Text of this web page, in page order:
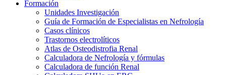
Formación
Unidades Investigación
Guía de Formación de Especialistas en Nefrología
Casos clínicos
Trastornos electrolíticos
Atlas de Osteodistrofia Renal
Calculadora de Nefrología y fórmulas
Calculadora de función Renal